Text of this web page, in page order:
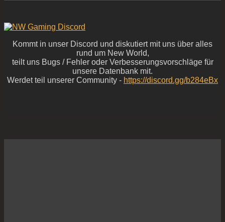
Kommt in unser Discord und diskutiert mit uns über alles
rund um New World,
teilt uns Bugs / Fehler oder Verbesserungsvorschläge für
unsere Datenbank mit.
Werdet teil unserer Community - https://discord.gg/b284eBx